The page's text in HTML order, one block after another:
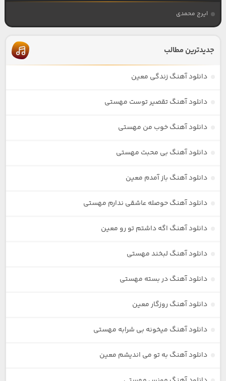
ایرج محمدی
جدیدترین مطالب
دانلود آهنگ زندگی معین
دانلود آهنگ تقصیر توست مهستی
دانلود آهنگ خوب من مهستی
دانلود آهنگ بی محبت مهستی
دانلود آهنگ باز آمدم معین
دانلود آهنگ حوصله عاشقی ندارم مهستی
دانلود آهنگ اگه داشتم تو رو معین
دانلود آهنگ لبخند مهستی
دانلود آهنگ در بسته مهستی
دانلود آهنگ روزگار معین
دانلود آهنگ میخونه بی شرابه مهستی
دانلود آهنگ به تو می اندیشم معین